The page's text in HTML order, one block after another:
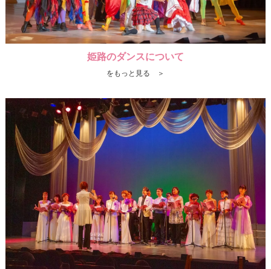
姫路のダンスについて
をもっと見る ＞